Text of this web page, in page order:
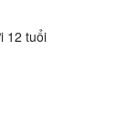
12 tuổi